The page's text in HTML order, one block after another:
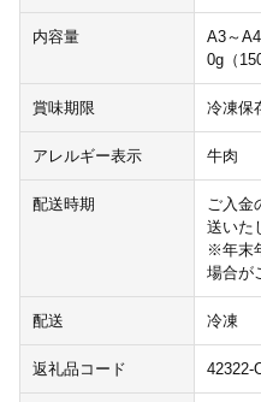
内容量
A3～
0g（
賞味期限 冷凍保
アレルギー表示 牛肉
配送時期
ご入金
送いた
※年末
場合が
配送 冷凍
返礼品コード 42322-